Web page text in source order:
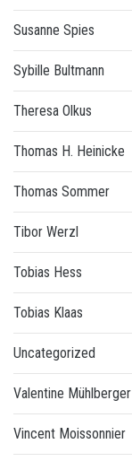
Susanne Spies
Sybille Bultmann
Theresa Olkus
Thomas H. Heinicke
Thomas Sommer
Tibor Werzl
Tobias Hess
Tobias Klaas
Uncategorized
Valentine Mühlberger
Vincent Moissonnier